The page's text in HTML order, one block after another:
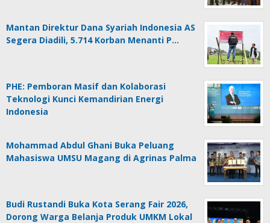
Mantan Direktur Dana Syariah Indonesia AS
Segera Diadili, 5.714 Korban Menanti P…
PHE: Pemboran Masif dan Kolaborasi
Teknologi Kunci Kemandirian Energi
Indonesia
Mohammad Abdul Ghani Buka Peluang
Mahasiswa UMSU Magang di Agrinas Palma
Budi Rustandi Buka Kota Serang Fair 2026,
Dorong Warga Belanja Produk UMKM Lokal